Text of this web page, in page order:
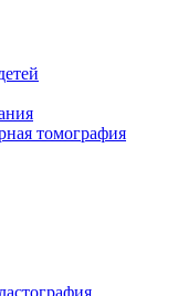
томография